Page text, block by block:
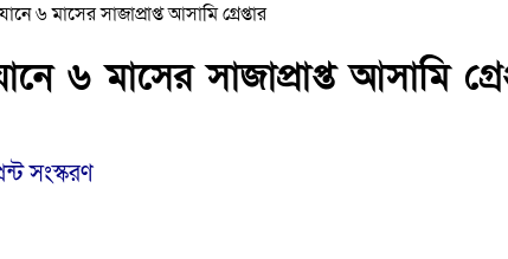
৬ মাসের সাজাপ্রাপ্ত আসামি গ্রেপ্তার
৬ মাসের সাজাপ্রাপ্ত আসামি
সংস্করণ